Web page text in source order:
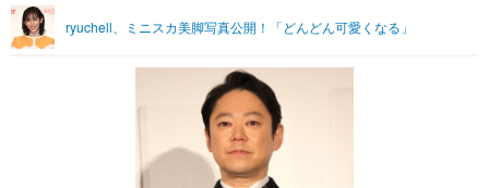
ショッピング その他
ryuchell、ミニスカ美脚写真公開！「どんどん可愛くなる」